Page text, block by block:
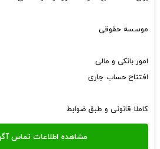
موسسه حقوقی
امور بانکی و مالی
افتتاح حساب جاری
کاملا قانونی و طبق ضوابط